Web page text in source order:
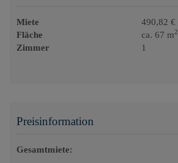
Miete
490,82 €
Fläche
ca. 67 m2
Zimmer 1
Preisinformation
Gesamtmiete: